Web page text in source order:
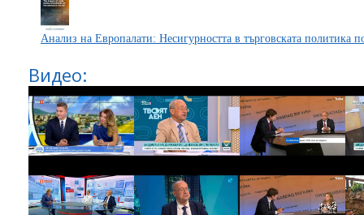
Анализ на Европалати: Несигурността в търговската политика
Видео: